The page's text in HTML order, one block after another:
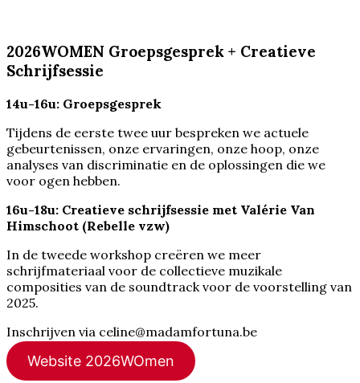
2026WOMEN Groepsgesprek + Creatieve
Schrijfsessie
14u-16u: Groepsgesprek
Tijdens de eerste twee uur bespreken we actuele
gebeurtenissen, onze ervaringen, onze hoop, onze
analyses van discriminatie en de oplossingen die we
voor ogen hebben.
16u-18u: Creatieve schrijfsessie met Valérie Van
Himschoot (Rebelle vzw)
In de tweede workshop creëren we meer
schrijfmateriaal voor de collectieve muzikale
composities van de soundtrack voor de voorstelling van
2025.
Inschrijven via celine@madamfortuna.be
Website 2026WOmen